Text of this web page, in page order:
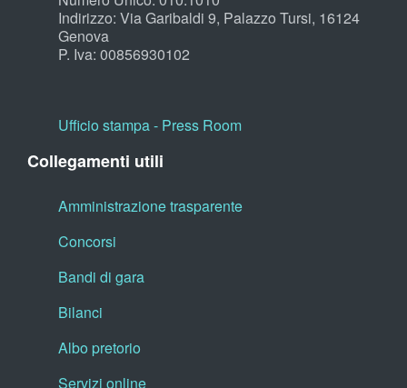
Indirizzo: Via Garibaldi 9, Palazzo Tursi, 16124
Genova
P. Iva: 00856930102
Ufficio stampa - Press Room
Collegamenti utili
Amministrazione trasparente
Concorsi
Bandi di gara
Bilanci
Albo pretorio
Servizi online